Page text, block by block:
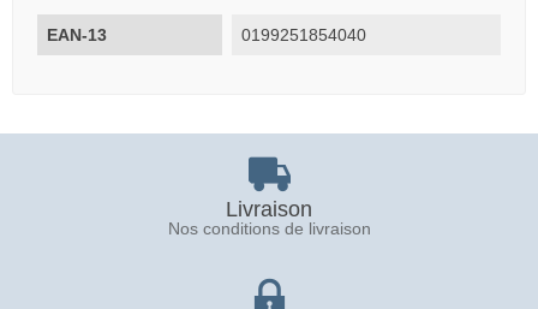
EAN-13 0199251854040
Livraison
Nos conditions de livraison